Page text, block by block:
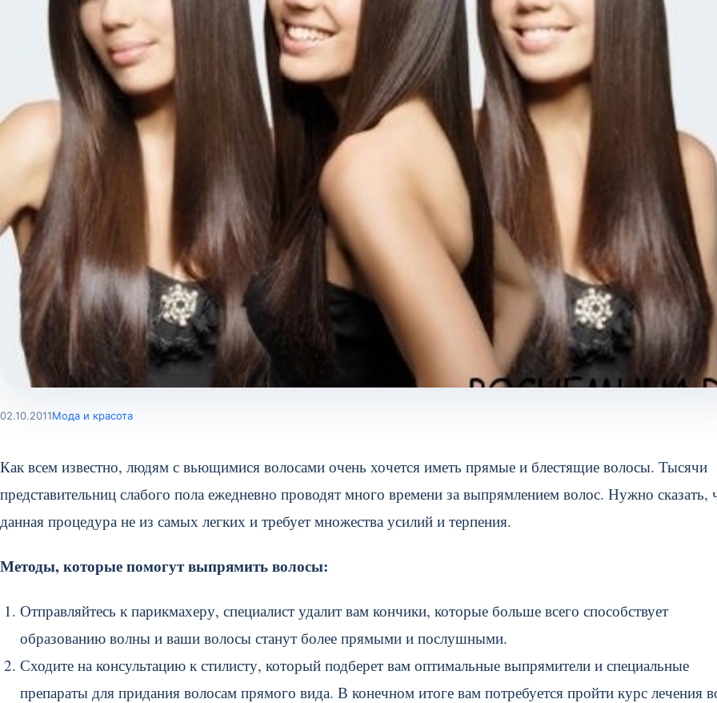
02.10.2011Мода и красота
Как всем известно, людям с вьющимися волосами очень хочется иметь прямые и блестящие волосы. Тысячи
представительниц слабого пола ежедневно проводят много времени за выпрямлением волос. Нужно сказать,
данная процедура не из самых легких и требует множества усилий и терпения.
Методы, которые помогут выпрямить волосы:
Отправляйтесь к парикмахеру, специалист удалит вам кончики, которые больше всего способствует
образованию волны и ваши волосы станут более прямыми и послушными.
Сходите на консультацию к стилисту, который подберет вам оптимальные выпрямители и специальные
препараты для придания волосам прямого вида. В конечном итоге вам потребуется пройти курс лечения